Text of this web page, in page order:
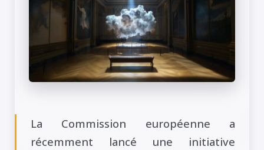
La Commission européenne a
récemment lancé une initiative